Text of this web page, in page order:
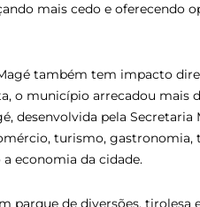
mais cedo e oferecendo
também tem impacto
o município arrecadou mais
desenvolvida pela Secretaria
turismo, gastronomia,
economia da cidade.
parque de diversões, tirolesa